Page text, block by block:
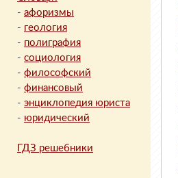
- афоризмы
- геология
- полиграфия
- социология
- философский
- финансовый
- энциклопедия юриста
- юридический
ГДЗ решебники